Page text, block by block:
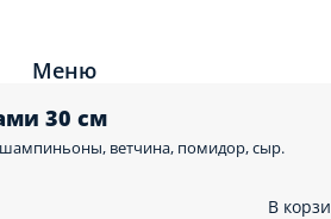
Меню
30 см
шампиньоны, ветчина, помидор, сыр.
В